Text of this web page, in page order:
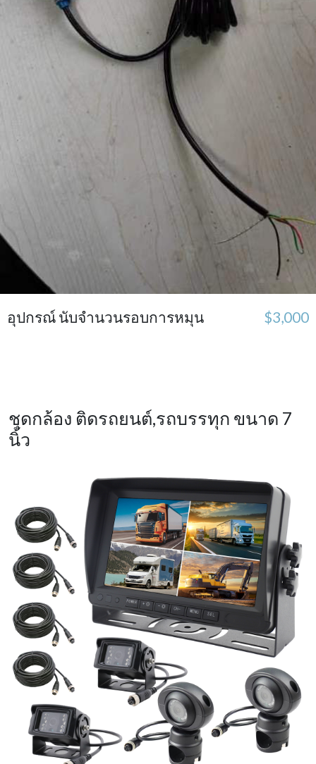
อุปกรณ์ นับจำนวนรอบการหมุน $3,000
ชุดกล้อง ติดรถยนต์,รถบรรทุก ขนาด 7
นิ้ว